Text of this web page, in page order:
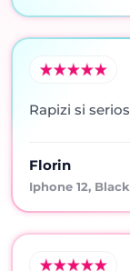
Rapizi si
Florin
Iphone 12, Black